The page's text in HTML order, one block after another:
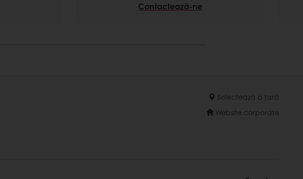
Contactează-ne
Selectează o țară
Website corporate